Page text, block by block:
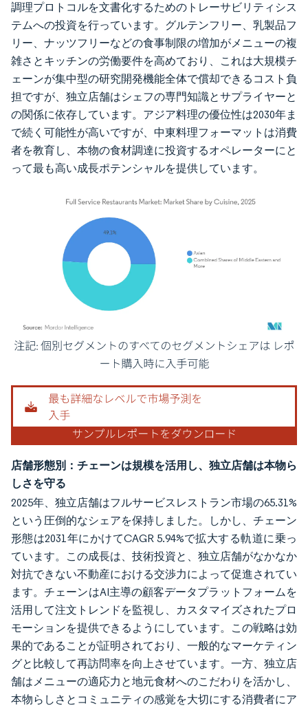
調理プロトコルを文書化するためのトレーサビリティシス
テムへの投資を行っています。グルテンフリー、乳製品フ
リー、ナッツフリーなどの食事制限の増加がメニューの複
雑さとキッチンの労働要件を高めており、これは大規模チ
ェーンが集中型の研究開発機能全体で償却できるコスト負
担ですが、独立店舗はシェフの専門知識とサプライヤーと
の関係に依存しています。アジア料理の優位性は2030年ま
で続く可能性が高いですが、中東料理フォーマットは消費
者を教育し、本物の食材調達に投資するオペレーターにと
って最も高い成長ポテンシャルを提供しています。
画像 © Mordor Intelligence。再利用にはCC BY 4.0の表示が必要です。
店舗形態別：チェーンは規模を活用し、独立店舗は本物ら
しさを守る
2025年、独立店舗はフルサービスレストラン市場の65.31%
という圧倒的なシェアを保持しました。しかし、チェーン
形態は2031年にかけてCAGR 5.94%で拡大する軌道に乗っ
ています。この成長は、技術投資と、独立店舗がなかなか
対抗できない不動産における交渉力によって促進されてい
ます。チェーンはAI主導の顧客データプラットフォームを
活用して注文トレンドを監視し、カスタマイズされたプロ
モーションを提供できるようにしています。この戦略は効
果的であることが証明されており、一般的なマーケティン
グと比較して再訪問率を向上させています。一方、独立店
舗はメニューの適応力と地元食材へのこだわりを活かし、
本物らしさとコミュニティの感覚を大切にする消費者にア